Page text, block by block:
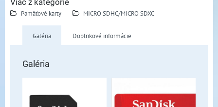
Viac z kategórie
Pamäťové karty MICRO SDHC/MICRO SDXC
Galéria Doplnkové informácie
Galéria